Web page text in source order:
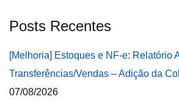
Posts Recentes
[Melhoria] Estoques e NF-e: Relatório
Transferências/Vendas – Adição da
07/08/2026